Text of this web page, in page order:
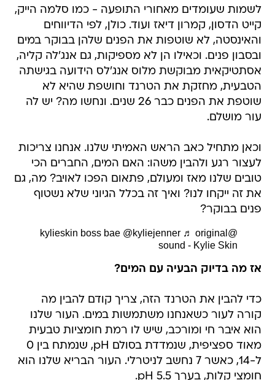
לשמות שעומדים מאחורי התופעה - כמו סלמה הייק,
קייט הדסון, קמרון דיאז ועוד. כולן, לפי הדיווחים
והאינסטה, לא שוטפות את הפנים שלהן בבוקר במים
ובסבון פנים. וכאילו הן לא מספיקות, גם אנג'לה קליה,
אסתטיקאית מבוקשת מלוס אנג'לס הידועה בגישתה
הטבעית, מחזקת את הטרנד וחושפת שהיא לא
שוטפת את הפנים כבר 26 שנים. ונחשו מה? יש לה
עור מושלם.
וכאן מתחיל כאב הראש האמיתי שלנו. אנחנו צריכות
לעצור רגע ולהבין משהו: האם המים, החברים הכי
טובים שלנו מאז ומעולם, פתאום הפכו לאויב? מה, גם
את זה ייקחו לנו? ואיך זה בכלל הגיוני שלא נשטוף
פנים בבוקר?
@kylieskin
boss bae @kyliejenner ♬ original
sound - Kylie Skin
אז מה בדיוק הבעיה עם המים?
כדי להבין את הטרנד הזה, צריך קודם להבין מה
קורה לעור כשאנחנו משתמשות במים. העור שלנו
הוא איבר חי ומורכב, שיש לו רמת חומציות טבעית
מאוד ספציפית, שנמדדת בסולם pH, שנמתח בין 0
ל-14, כאשר 7 נחשב לניטרלי. העור הבריא שלנו הוא
חומצי קלות, בערך pH 5.5.